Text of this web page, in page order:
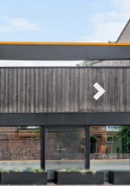
TE HUUR
NIEUWBOUW
ADVIES